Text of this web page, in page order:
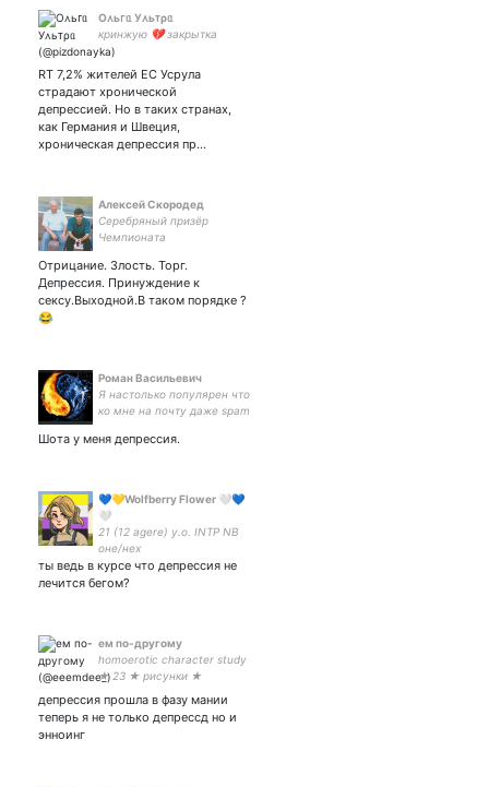
О᧘ьᴦᥲ У᧘ьᴛρᥲ
кринжую 💔 закрытка
RT 7,2% жителей ЕС Усрула
страдают хронической
депрессией. Но в таких странах,
как Германия и Швеция,
хроническая депрессия пр…
Алексей Скородед
Серебряный призёр
Чемпионата
России по футболу.
Отрицание. Злость. Торг.
Депрессия. Принуждение к
сексу.Выходной.В таком порядке ?
😂
Роман Васильевич
Я настолько популярен что
ко мне на почту даже spam
Шота у меня депрессия.
💙💛Wolfberry Flower 🤍💙
🤍
21 (12 agere) y.o. INTP NB
оне/нех
ты ведь в курсе что депрессия не
лечится бегом?
ем по-другому
homoerotic character study
★ 23 ★ рисунки ★
депрессия прошла в фазу мании
теперь я не только депрессд но и
энноинг